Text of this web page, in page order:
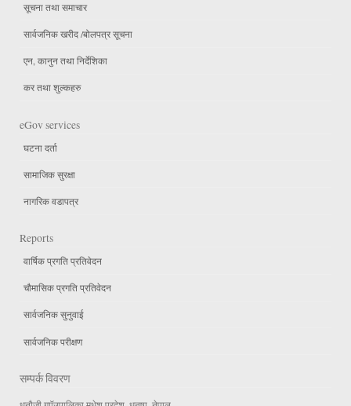
सूचना तथा समाचार
सार्वजनिक खरीद /बोलपत्र सूचना
एन, कानुन तथा निर्देशिका
कर तथा शुल्कहरु
eGov services
घटना दर्ता
सामाजिक सुरक्षा
नागरिक वडापत्र
Reports
वार्षिक प्रगति प्रतिवेदन
चौमासिक प्रगति प्रतिवेदन
सार्वजनिक सुनुवाई
सार्वजनिक परीक्षण
सम्पर्क विवरण